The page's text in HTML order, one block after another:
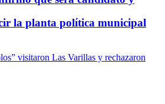
la planta política municipal